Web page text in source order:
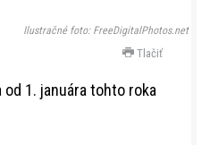
Ilustračné foto: FreeDigitalPhotos.net
Tlačiť
1. januára tohto roka